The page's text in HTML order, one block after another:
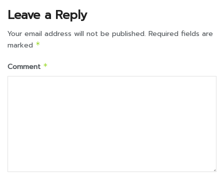
Leave a Reply
Your email address will not be published. Required fields are
marked *
Comment *